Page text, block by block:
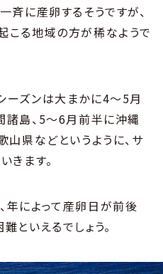
に産卵するそうですが、
こる地域の方が稀なようで
ーズンは大まかに4～5月
諸島、5～6月前半に沖縄
山県などというように、サ
きます。
年によって産卵日が前後
といえるでしょう。